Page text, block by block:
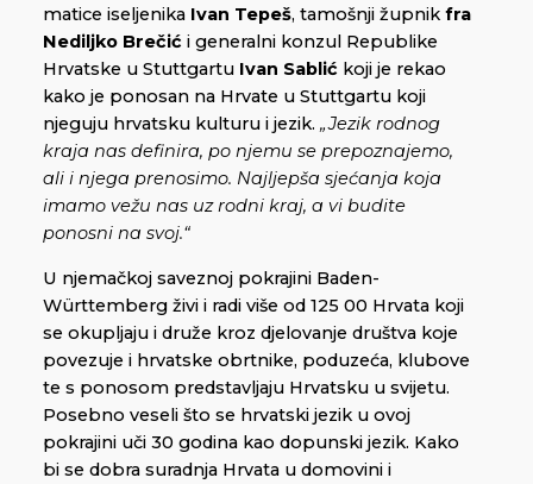
matice iseljenika Ivan Tepeš, tamošnji župnik fra
Nediljko Brečić i generalni konzul Republike
Hrvatske u Stuttgartu Ivan Sablić koji je rekao
kako je ponosan na Hrvate u Stuttgartu koji
njeguju hrvatsku kulturu i jezik. „Jezik rodnog
kraja nas definira, po njemu se prepoznajemo,
ali i njega prenosimo. Najljepša sjećanja koja
imamo vežu nas uz rodni kraj, a vi budite
ponosni na svoj.“
U njemačkoj saveznoj pokrajini Baden-
Württemberg živi i radi više od 125 00 Hrvata koji
se okupljaju i druže kroz djelovanje društva koje
povezuje i hrvatske obrtnike, poduzeća, klubove
te s ponosom predstavljaju Hrvatsku u svijetu.
Posebno veseli što se hrvatski jezik u ovoj
pokrajini uči 30 godina kao dopunski jezik. Kako
bi se dobra suradnja Hrvata u domovini i